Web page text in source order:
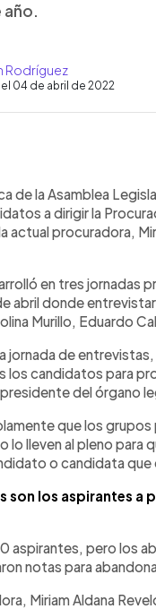
año.
Rodríguez
04 de abril de 2022
artículo
de la Asamblea
a dirigir la
actual procuradora,
en tres jornadas
abril donde
Murillo, Eduardo
jornada de
los candidatos para
del órgano
que los
lo lleven al pleno para
o candidata
son los aspirantes a
aspirantes, pero los
notas para
Miriam Aldana